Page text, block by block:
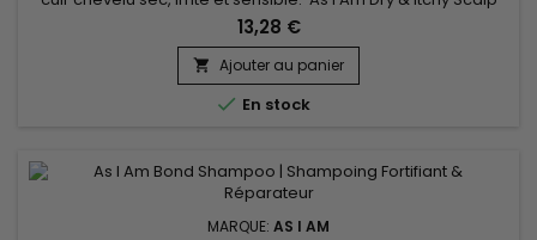
Care Leave-in Conditioner permet de nourrir en profondeur,
renforcer la fibre capillaire, réparer et de faciliter le coiffage
des cheveux tout en luttant contre les démangeaisons,
pellicules et le dessèchement du cuir chevelu. Le...
13,28 €
 Ajouter au panier
 En stock
MARQUE: AS I AM